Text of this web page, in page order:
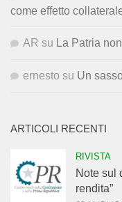
come effetto
AR su La Patria
ernesto su Un
ARTICOLI RECENTI
RIVISTA
Note sul
rendita”